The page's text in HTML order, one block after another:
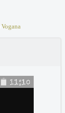
Vogana